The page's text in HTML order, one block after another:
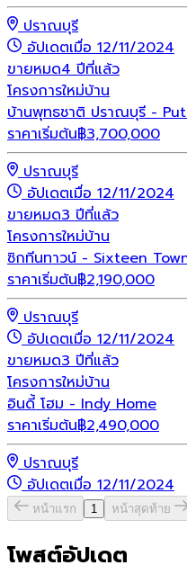
ปราณบุรี
อัปเดตเมื่อ 12/11/2024
ขายหมด4 ปีที่แล้ว
โครงการใหม่บ้าน
บ้านพุทธชาติ ปราณบุรี -
ราคาเริ่มต้น฿3,700,000
ปราณบุรี
อัปเดตเมื่อ 12/11/2024
ขายหมด3 ปีที่แล้ว
โครงการใหม่บ้าน
ซิกทีนทาวน์ - Sixteen
ราคาเริ่มต้น฿2,190,000
ปราณบุรี
อัปเดตเมื่อ 12/11/2024
ขายหมด3 ปีที่แล้ว
โครงการใหม่บ้าน
อินดี้ โฮม - Indy Home
ราคาเริ่มต้น฿2,490,000
ปราณบุรี
อัปเดตเมื่อ 12/11/2024
หน้าแรก 1 หน้าสุดท้าย
โพสต์อัปเดต